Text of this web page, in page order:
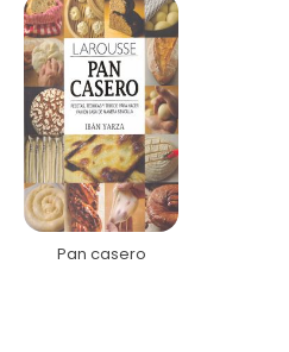
Pan casero